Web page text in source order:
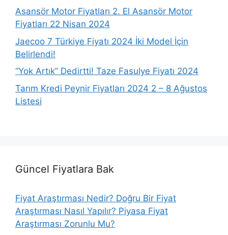
Asansör Motor Fiyatları 2. El Asansör Motor
Fiyatları 22 Nisan 2024
Jaecoo 7 Türkiye Fiyatı 2024 İki Model İçin
Belirlendi!
“Yok Artık” Dedirtti! Taze Fasulye Fiyatı 2024
Tarım Kredi Peynir Fiyatları 2024 2 – 8 Ağustos
Listesi
Güncel Fiyatlara Bak
Fiyat Araştırması Nedir? Doğru Bir Fiyat
Araştırması Nasıl Yapılır? Piyasa Fiyat
Araştırması Zorunlu Mu?